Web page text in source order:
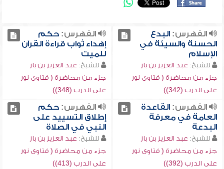
الفهرس:البدع
الحسنة والسيئة في
الإسلام
للشيخ: عبد العزيز بن باز
جزء من محاضرة ( فتاوى نور
على الدرب (342))
الفهرس:حكم
إهداء ثواب قراءة القرآن
للميت
للشيخ: عبد العزيز بن باز
جزء من محاضرة ( فتاوى نور
على الدرب (348))
الفهرس:القاعدة
العامة في معرفة
البدعة
للشيخ: عبد العزيز بن باز
جزء من محاضرة ( فتاوى نور
على الدرب (392))
الفهرس:حكم
إطلاق التسييد على
النبي في الصلاة
للشيخ: عبد العزيز بن باز
جزء من محاضرة ( فتاوى نور
على الدرب (413))